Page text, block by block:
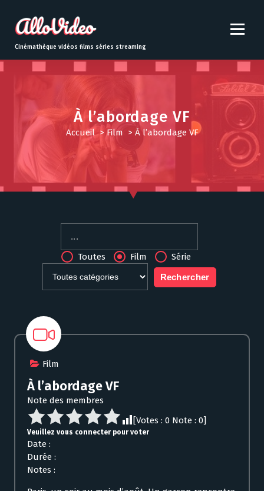
t
o
Cinémathèque vidéos films séries streaming
À l’abordage VF
Accueil>Film > À l’abordage VF
Toutes Film Série
Film
À l’abordage VF
Note des membres
[Votes : 0 Note : 0]
Veuillez vous connecter pour voter
Date :
Durée :
Notes :